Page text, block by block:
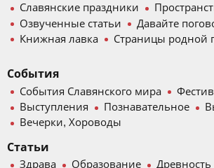
Славянские праздники
Озвученные статьи
Давайте
Книжная лавка
Страницы родной
События
События Славянского мира
Выступления
Познавательное
Вечерки, Хороводы
Статьи
Здрава Образование Древность